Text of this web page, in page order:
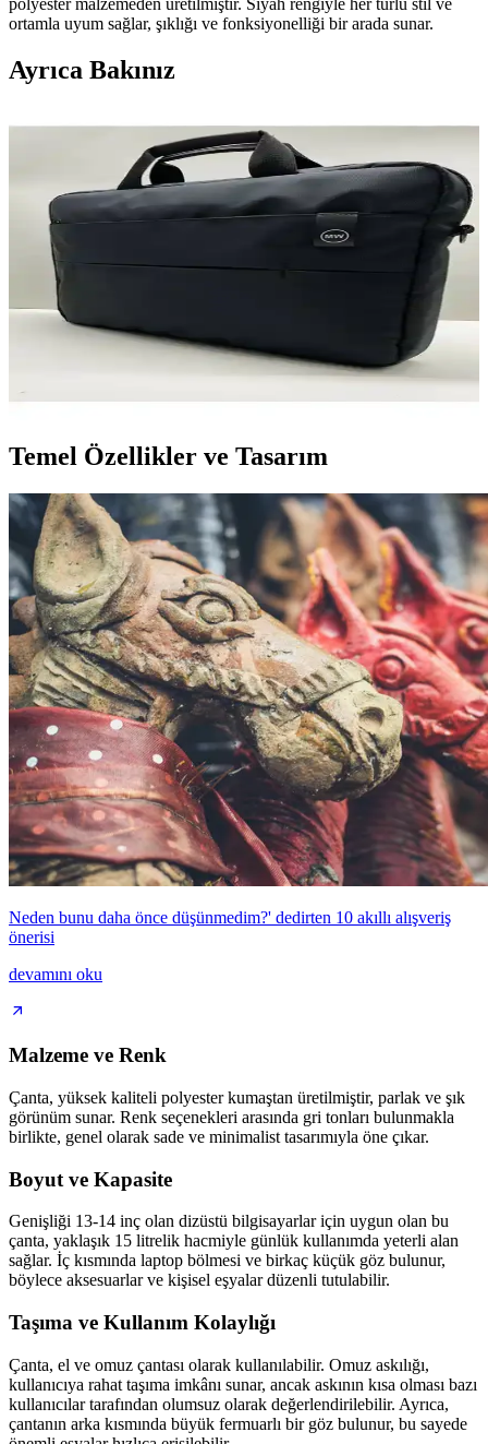
polyester malzemeden üretilmiştir. Siyah rengiyle her türlü stil ve
ortamla uyum sağlar, şıklığı ve fonksiyonelliği bir arada sunar.
Ayrıca Bakınız
PLM Canyoncase Notebook Çantası 13-14 İnç Şık
ve Fonksiyonel Tasarım Özellikleri
PLM Canyoncase Notebook Çantası 13-14, şık görünüm ve
fonksiyonellik sunar. Dayanıklı polyester malzeme, uygun boyut ve
pratik detaylarla günlük ve iş kullanımı için ideal bir seçenektir.
Moda West Unisex Siyah 15.6 İnç Laptop Çantası
Geniş İç Hacim ve Şık Tasarım
Moda West'in siyah unisex 15.6 inç laptop çantası, geniş iç hacmi,
dayanıklı polyester malzemesi ve şık tasarımıyla günlük ve iş
kullanımı için ideal, güvenli ve pratik bir seçenektir.
Temel Özellikler ve Tasarım
Neden bunu daha önce düşünmedim?' dedirten 10 akıllı alışveriş
önerisi
devamını oku
Malzeme ve Renk
Çanta, yüksek kaliteli polyester kumaştan üretilmiştir, parlak ve şık
görünüm sunar. Renk seçenekleri arasında gri tonları bulunmakla
birlikte, genel olarak sade ve minimalist tasarımıyla öne çıkar.
Boyut ve Kapasite
Genişliği 13-14 inç olan dizüstü bilgisayarlar için uygun olan bu
çanta, yaklaşık 15 litrelik hacmiyle günlük kullanımda yeterli alan
sağlar. İç kısmında laptop bölmesi ve birkaç küçük göz bulunur,
böylece aksesuarlar ve kişisel eşyalar düzenli tutulabilir.
Taşıma ve Kullanım Kolaylığı
Çanta, el ve omuz çantası olarak kullanılabilir. Omuz askılığı,
kullanıcıya rahat taşıma imkânı sunar, ancak askının kısa olması bazı
kullanıcılar tarafından olumsuz olarak değerlendirilebilir. Ayrıca,
çantanın arka kısmında büyük fermuarlı bir göz bulunur, bu sayede